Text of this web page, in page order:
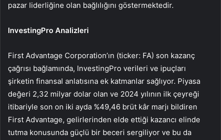
pazar liderliğine olan bağlılığını göstermektedir.
InvestingPro Analizleri
First Advantage Corporation’ın (ticker: FA) son kazanç
çağrısı bağlamında, InvestingPro verileri ve ipuçları
şirketin finansal anlatısına ek katmanlar sağlıyor. Piyasa
değeri 2,32 milyar dolar olan ve 2024 yılının ilk çeyreği
itibariyle son on iki ayda %49,46 brüt kâr marjı bildiren
First Advantage, gelirlerinden elde ettiği kazancı elinde
tutma konusunda güçlü bir beceri sergiliyor ve bu da